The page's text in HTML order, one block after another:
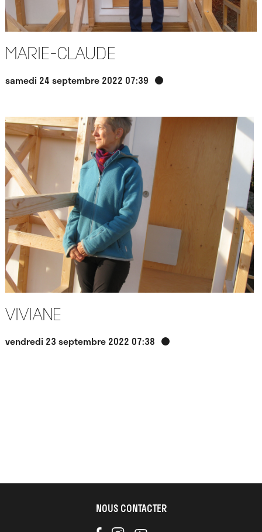
Marie-Claude
samedi 24 septembre 2022 07:39
Viviane
vendredi 23 septembre 2022 07:38
NOUS CONTACTER